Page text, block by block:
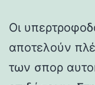
Οι
αποτελούν
των σπορ